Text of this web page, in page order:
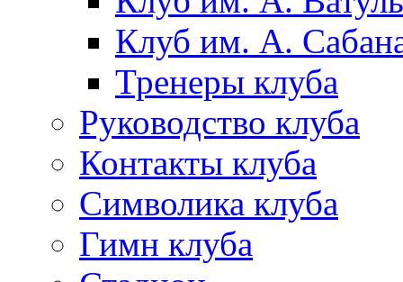
Клуб им. А.
Тренеры клуба
Руководство клуба
Контакты клуба
Символика клуба
Гимн клуба